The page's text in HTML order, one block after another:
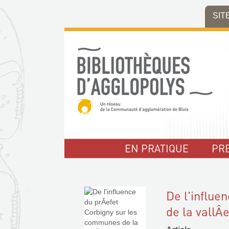
menu
contenu
la
EN PRATIQUE
De
de la